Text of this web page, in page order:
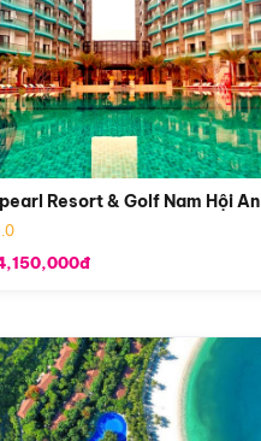
Resort & Golf Nam Hội An